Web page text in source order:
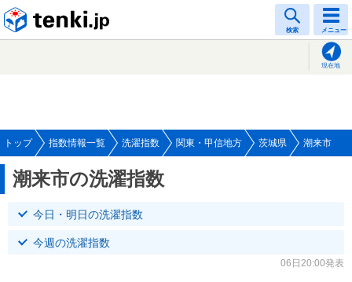
検索 メニュー
現在地
トップ 指数情報一覧 洗濯指数 関東・甲信地方 茨城県 潮来市
潮来市の洗濯指数
今日・明日の洗濯指数
今週の洗濯指数
06日20:00発表